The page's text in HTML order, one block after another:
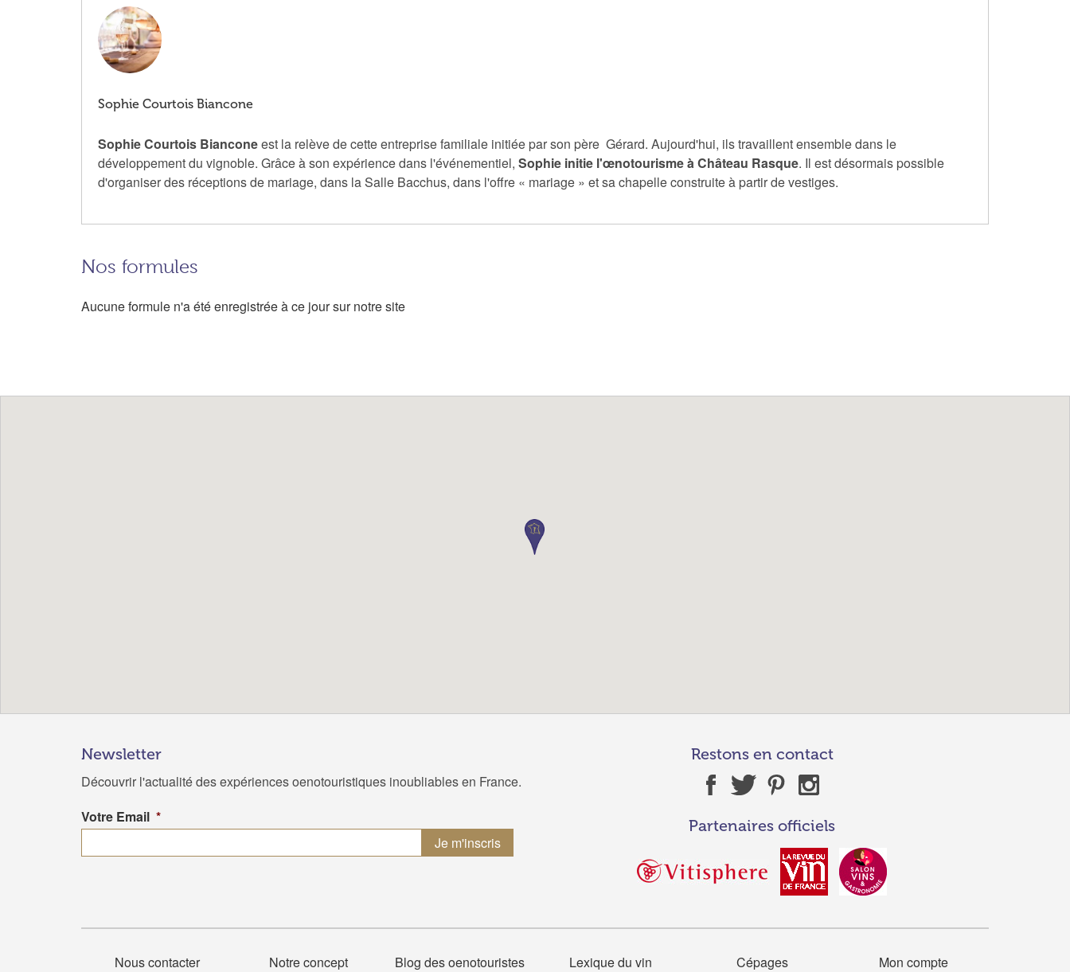
Sophie Courtois Biancone
Sophie Courtois Bianconeest la relève de cette entreprise familiale initiée par son père Gérard. Aujourd'hui, ils travaillent ensemble dans le
développement du vignoble. Grâce à son expérience dans l'événementiel, Sophie initie l'œnotourisme à Château Rasque. Il est désormais possible
d'organiser des réceptions de mariage, dans la Salle Bacchus, dans l'offre « mariage » et sa chapelle construite à partir de vestiges.
Nos formules
Aucune formule n'a été enregistrée à ce jour sur notre site
Newsletter
Découvrir l'actualité des expériences oenotouristiques inoubliables en France.
Votre Email *
Restons en contact
Partenaires officiels
Nous contacter Notre concept Blog des oenotouristes Lexique du vin Cépages Mon compte